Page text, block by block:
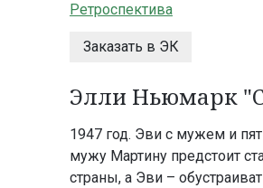
Ретроспектива
Заказать в ЭК
Элли Ньюмарк
1947 год. Эви с мужем и
мужу Мартину предстоит
страны, а Эви –